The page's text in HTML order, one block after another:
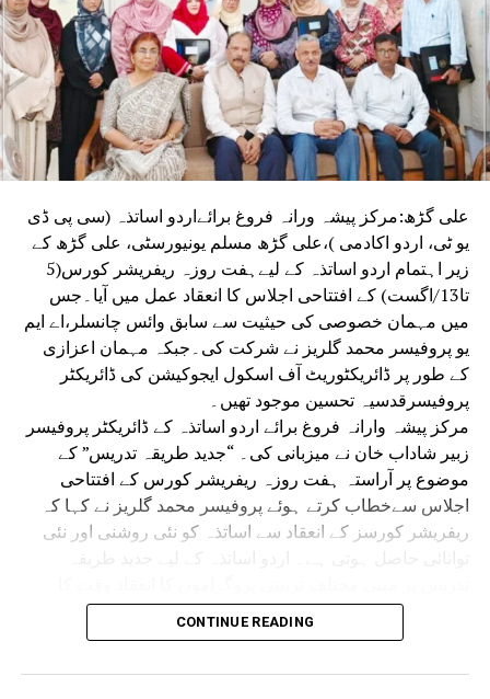
علی گڑھ:مرکز پیشہ ورانہ فروغ برائےاردو اساتذہ (سی پی ڈی
یو ٹی، اردو اکادمی )،علی گڑھ مسلم یونیورسٹی، علی گڑھ کے
زیر اہتمام اردو اساتذہ کے لیےہفت روزہ ریفریشر کورس(5
تا13/اگست) کے افتتاحی اجلاس کا انعقاد عمل میں آیا۔جس
میں مہمان خصوصی کی حیثیت سے سابق وائس چانسلر،اے ایم
یو پروفیسر محمد گلریز نے شرکت کی۔جبکہ مہمان اعزازی
کے طور پر ڈائریکٹوریٹ آف اسکول ایجوکیشن کی ڈائریکٹر
پروفیسرقدسیہ تحسین موجود تھیں۔
مرکز پیشہ وارانہ فروغ برائے اردو اساتذہ کے ڈائریکٹر پروفیسر
زبیر شاداب خان نے میزبانی کی۔ “جدید طریقہ تدریس” کے
موضوع پر آراستہ ہفت روزہ ریفریشر کورس کے افتتاحی
اجلاس سےخطاب کرتے ہوئے پروفیسر محمد گلریز نے کہا کہ
ریفریشر کورسز کے انعقاد سے اساتذہ کو نئی روشنی اور نئی
تقاضا بھی ہے اورہماری ضرورت بھی۔اس طرح کے تربیتی
پروگراموں سے اردو کے اساتذہ اردو زبان و ادب کی تدریس کے
CONTINUE READING